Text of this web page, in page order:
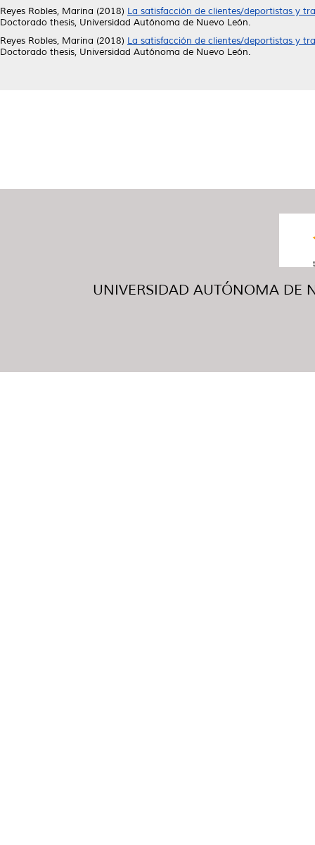
Reyes Robles, Marina (2018) La satisfacción de clientes/deportistas y
Doctorado thesis, Universidad Autónoma de Nuevo León.
Reyes Robles, Marina (2018) La satisfacción de clientes/deportistas y
Doctorado thesis, Universidad Autónoma de Nuevo León.
UNIVERSIDAD AUTÓNOMA DE